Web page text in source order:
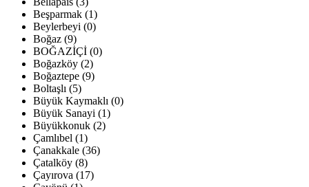
Beşparmak (1)
Beylerbeyi (0)
Boğaz (9)
BOĞAZİÇİ (0)
Boğazköy (2)
Boğaztepe (9)
Boltaşlı (5)
Büyük Kaymaklı (0)
Büyük Sanayi (1)
Büyükkonuk (2)
Çamlıbel (1)
Çanakkale (36)
Çatalköy (8)
Çayırova (17)